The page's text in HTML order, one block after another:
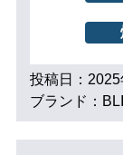
投稿日：2025
ブランド：